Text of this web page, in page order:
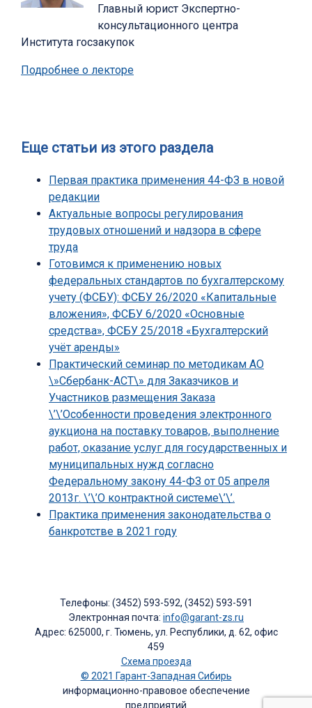
Главный юрист Экспертно-
консультационного центра
Института госзакупок
Подробнее о лекторе
Еще статьи из этого раздела
Первая практика применения 44-ФЗ в новой
редакции
Актуальные вопросы регулирования
трудовых отношений и надзора в сфере
труда
Готовимся к применению новых
федеральных стандартов по бухгалтерскому
учету (ФСБУ): ФСБУ 26/2020 «Капитальные
вложения», ФСБУ 6/2020 «Основные
средства», ФСБУ 25/2018 «Бухгалтерский
учёт аренды»
Практический семинар по методикам АО
\»Сбербанк-АСТ\» для Заказчиков и
Участников размещения Заказа
\’\’Особенности проведения электронного
аукциона на поставку товаров, выполнение
работ, оказание услуг для государственных и
муниципальных нужд согласно
Федеральному закону 44-ФЗ от 05 апреля
2013г. \’\’О контрактной системе\’\’.
Практика применения законодательства о
банкротстве в 2021 году
Телефоны: (3452) 593-592, (3452) 593-591
Электронная почта: info@garant-zs.ru
Адрес: 625000, г. Тюмень, ул. Республики, д. 62, офис
459
Схема проезда
© 2021 Гарант-Западная Сибирь
информационно-правовое обеспечение
предприятий